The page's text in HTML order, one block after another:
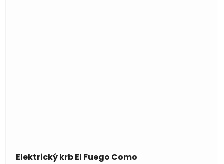
Elektrický krb El Fuego Como